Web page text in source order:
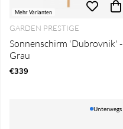
Mehr Varianten
GARDEN PRESTIGE
Sonnenschirm 'Dubrovnik' -
Grau
€339
Unterwegs